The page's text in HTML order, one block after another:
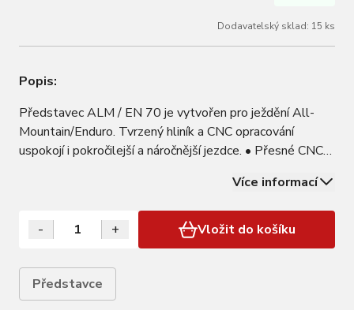
Dodavatelský sklad: 15 ks
Popis:
Představec ALM / EN 70 je vytvořen pro ježdění All-
Mountain/Enduro. Tvrzený hliník a CNC opracování
uspokojí i pokročilejší a náročnější jezdce. • Přesné CNC
odebrat materiál z míst, kde není až tak potřebný. Takto
může být celý představec…
Více informací
- + Vložit do košíku
Představce